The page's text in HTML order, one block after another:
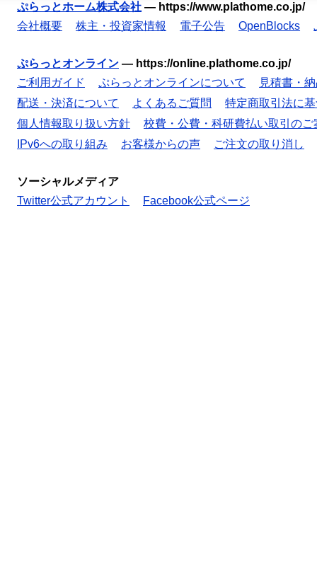
ぷらっとホーム株式会社 — https://www.plathome.co.jp/
会社概要
株主・投資家情報 電子公告 OpenBlocks
ぷらっとオンライン — https://online.plathome.co.jp/
ご利用ガイド
ぷらっとオンラインについて
見積書・
配送・決済について
よくあるご質問
特定商取引法に
個人情報取り扱い方針
校費・公費・科研費払い取引のご
IPv6への取り組み
お客様からの声 ご注文の取り消し
ソーシャルメディア
Twitter公式アカウント
Facebook公式ページ